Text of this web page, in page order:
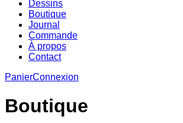
Dessins
Boutique
Journal
Commande
À propos
Contact
PanierConnexion
Boutique